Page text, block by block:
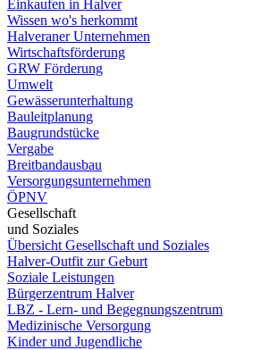
Einkaufen in Halver
Wissen wo's herkommt
Halveraner Unternehmen
Wirtschaftsförderung
GRW Förderung
Umwelt
Gewässerunterhaltung
Bauleitplanung
Baugrundstücke
Vergabe
Breitbandausbau
Versorgungsunternehmen
ÖPNV
Gesellschaft
und Soziales
Übersicht Gesellschaft und Soziales
Halver-Outfit zur Geburt
Soziale Leistungen
Bürgerzentrum Halver
LBZ - Lern- und Begegnungszentrum
Medizinische Versorgung
Kinder und Jugendliche